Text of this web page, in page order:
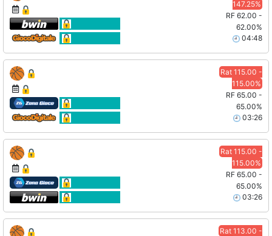
147.25%
RF 62.00 -
62.00%
04:48
Rat 115.00 -
115.00%
RF 65.00 -
65.00%
03:26
Rat 115.00 -
115.00%
RF 65.00 -
65.00%
03:26
Rat 113.00 -